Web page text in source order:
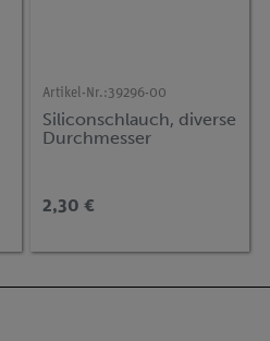
Artikel-Nr.:39296-00
Siliconschlauch, diverse
Durchmesser
2,30 €